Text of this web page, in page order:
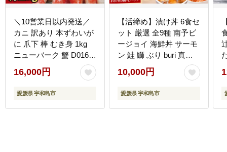
＼10営業日以内発送／
カニ 訳あり 本ずわいが
に 爪下 棒 むき身 1kg
ニューバーク 蟹 D016-
16,000円
愛媛県 宇和島市
【活締め】漬け丼 6食セ
ット 厳選 全9種 南予ビ
ージョイ 海鮮丼 サーモ
ン 鮭 鰤 ぶり buri 真鯛
たい タイ カンパチ シマ
アジ 縞鯵ヒラメ ヒラマ
サ D010-150005
10,000円
愛媛県 宇和島市